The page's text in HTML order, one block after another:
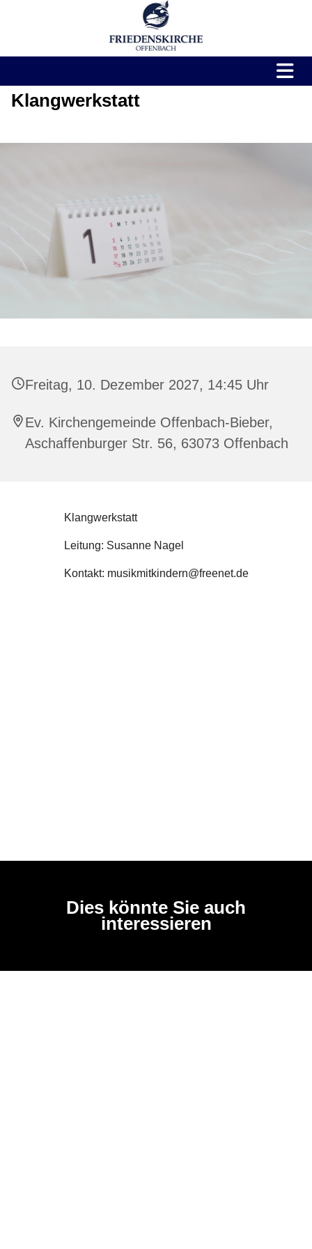
Klangwerkstatt
Freitag, 10. Dezember 2027, 14:45 Uhr
Ev. Kirchengemeinde Offenbach-Bieber,
Aschaffenburger Str. 56, 63073 Offenbach
Klangwerkstatt
Leitung: Susanne Nagel
Kontakt: musikmitkindern@freenet.de
Dies könnte Sie auch
interessieren